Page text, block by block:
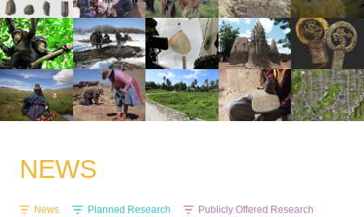
NEWS
News Planned Research
Publicly Offered Research